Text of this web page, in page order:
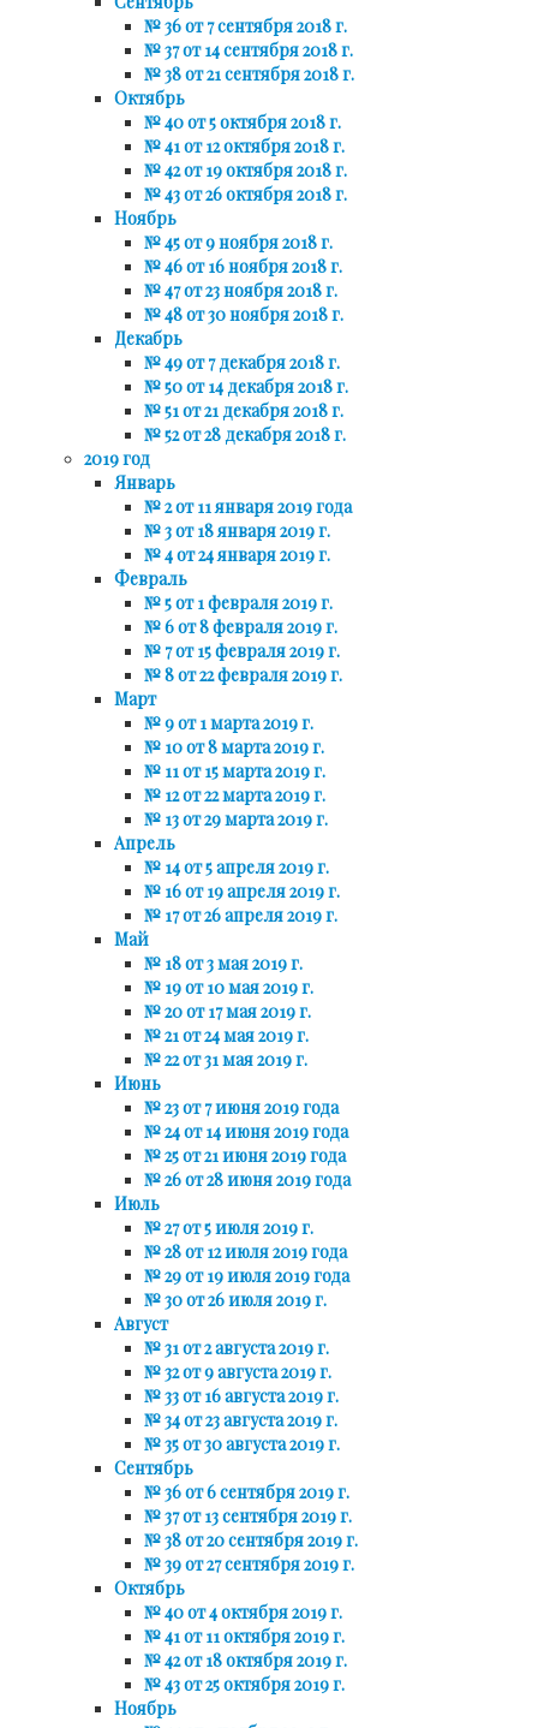
№ 36 от 7 сентября 2018 г.
№ 37 от 14 сентября 2018 г.
№ 38 от 21 сентября 2018 г.
Октябрь
№ 40 от 5 октября 2018 г.
№ 41 от 12 октября 2018 г.
№ 42 от 19 октября 2018 г.
№ 43 от 26 октября 2018 г.
Ноябрь
№ 45 от 9 ноября 2018 г.
№ 46 от 16 ноября 2018 г.
№ 47 от 23 ноября 2018 г.
№ 48 от 30 ноября 2018 г.
Декабрь
№ 49 от 7 декабря 2018 г.
№ 50 от 14 декабря 2018 г.
№ 51 от 21 декабря 2018 г.
№ 52 от 28 декабря 2018 г.
2019 год
Январь
№ 2 от 11 января 2019 года
№ 3 от 18 января 2019 г.
№ 4 от 24 января 2019 г.
Февраль
№ 5 от 1 февраля 2019 г.
№ 6 от 8 февраля 2019 г.
№ 7 от 15 февраля 2019 г.
№ 8 от 22 февраля 2019 г.
Март
№ 9 от 1 марта 2019 г.
№ 10 от 8 марта 2019 г.
№ 11 от 15 марта 2019 г.
№ 12 от 22 марта 2019 г.
№ 13 от 29 марта 2019 г.
Апрель
№ 14 от 5 апреля 2019 г.
№ 16 от 19 апреля 2019 г.
№ 17 от 26 апреля 2019 г.
Май
№ 18 от 3 мая 2019 г.
№ 19 от 10 мая 2019 г.
№ 20 от 17 мая 2019 г.
№ 21 от 24 мая 2019 г.
№ 22 от 31 мая 2019 г.
Июнь
№ 23 от 7 июня 2019 года
№ 24 от 14 июня 2019 года
№ 25 от 21 июня 2019 года
№ 26 от 28 июня 2019 года
Июль
№ 27 от 5 июля 2019 г.
№ 28 от 12 июля 2019 года
№ 29 от 19 июля 2019 года
№ 30 от 26 июля 2019 г.
Август
№ 31 от 2 августа 2019 г.
№ 32 от 9 августа 2019 г.
№ 33 от 16 августа 2019 г.
№ 34 от 23 августа 2019 г.
№ 35 от 30 августа 2019 г.
Сентябрь
№ 36 от 6 сентября 2019 г.
№ 37 от 13 сентября 2019 г.
№ 38 от 20 сентября 2019 г.
№ 39 от 27 сентября 2019 г.
Октябрь
№ 40 от 4 октября 2019 г.
№ 41 от 11 октября 2019 г.
№ 42 от 18 октября 2019 г.
№ 43 от 25 октября 2019 г.
Ноябрь